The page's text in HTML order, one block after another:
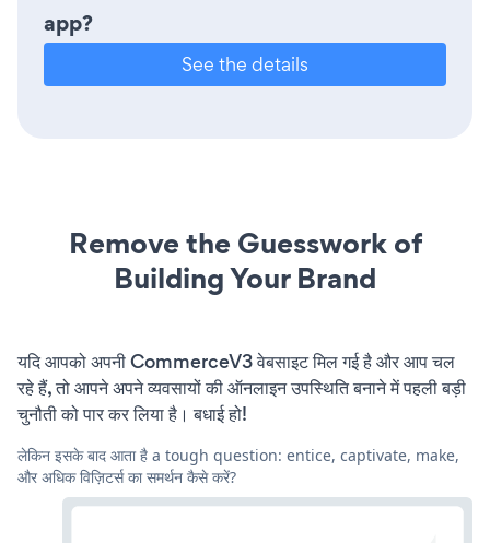
app?
See the details
Remove the Guesswork of
Building Your Brand
यदि आपको अपनी CommerceV3 वेबसाइट मिल गई है और आप चल
रहे हैं, तो आपने अपने व्यवसायों की ऑनलाइन उपस्थिति बनाने में पहली बड़ी
चुनौती को पार कर लिया है। बधाई हो!
लेकिन इसके बाद आता है a tough question: entice, captivate, make,
और अधिक विज़िटर्स का समर्थन कैसे करें?